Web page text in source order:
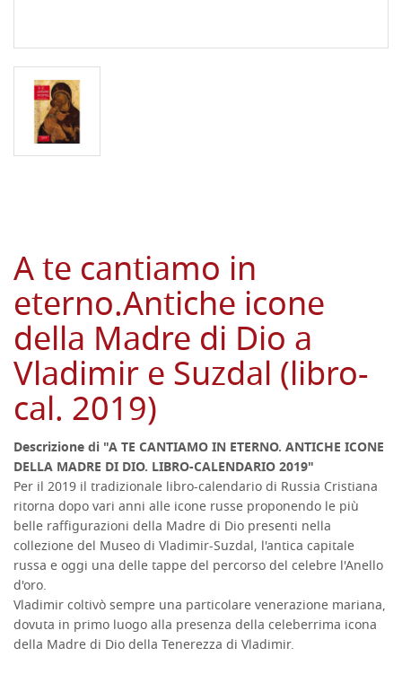
A te cantiamo in
eterno.Antiche icone
della Madre di Dio a
Vladimir e Suzdal (libro-
cal. 2019)
Descrizione di "A TE CANTIAMO IN ETERNO. ANTICHE ICONE
DELLA MADRE DI DIO. LIBRO-CALENDARIO 2019"
Per il 2019 il tradizionale libro-calendario di Russia Cristiana
ritorna dopo vari anni alle icone russe proponendo le più
belle raffigurazioni della Madre di Dio presenti nella
collezione del Museo di Vladimir-Suzdal‚ l'antica capitale
russa e oggi una delle tappe del percorso del celebre l'Anello
d'oro.
Vladimir coltivò sempre una particolare venerazione mariana,
dovuta in primo luogo alla presenza della celeberrima icona
della Madre di Dio della Tenerezza di Vladimir.